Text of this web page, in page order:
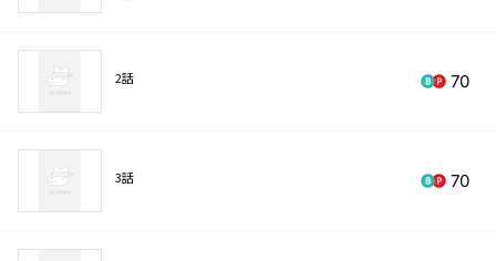
2話 70
3話 70